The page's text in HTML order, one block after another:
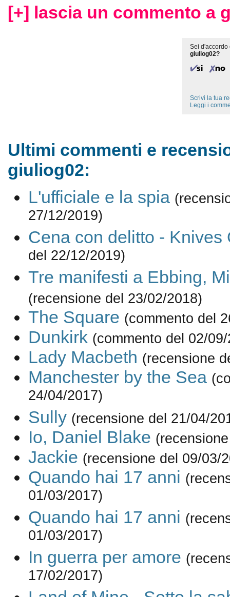
[+] lascia un commento a
Sei d'accordo
giuliog02?
Scrivi la tua
Leggi i
Ultimi commenti e
giuliog02:
L'ufficiale e la spia
27/12/2019)
Cena con delitto - Knives
del 22/12/2019)
Tre manifesti a Ebbing,
(recensione del 23/02/2018)
The Square (commento del
Dunkirk (commento del 02/
Lady Macbeth (recensione
Manchester by the Sea
24/04/2017)
Sully (recensione del 21/04/
Io, Daniel Blake
Jackie (recensione del 09/03/
Quando hai 17 anni
01/03/2017)
Quando hai 17 anni
01/03/2017)
In guerra per amore
17/02/2017)